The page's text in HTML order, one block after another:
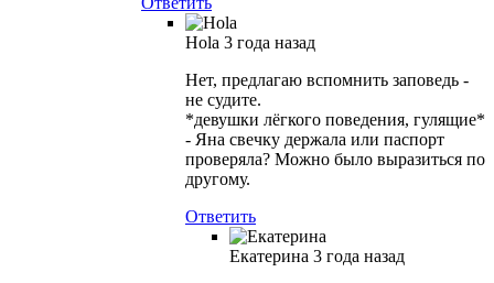
Hola 3 года назад
Нет, предлагаю вспомнить заповедь -
не судите.
*девушки лёгкого поведения, гулящие*
- Яна свечку держала или паспорт
проверяла? Можно было выразиться по
другому.
Ответить
Екатерина 3 года назад